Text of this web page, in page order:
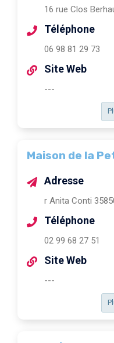
16 rue Clos
Téléphone
06 98 81 29 73
Site Web
---
Maison de la
Adresse
r Anita Conti
Téléphone
02 99 68 27 51
Site Web
---